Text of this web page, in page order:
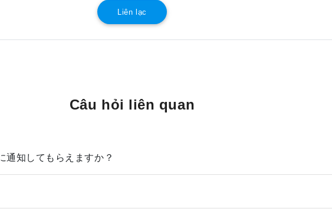
Liên lạc
Câu hỏi liên quan
通知してもらえますか？